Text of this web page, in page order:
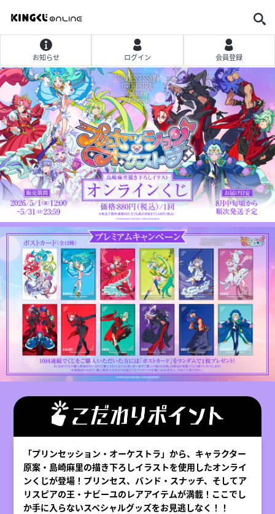
お知らせ ログイン 会員登録
「プリンセッション・オーケストラ」から、キャラクター
原案・島崎麻里の描き下ろしイラストを使用したオンライ
ンくじが登場！プリンセス、バンド・スナッチ、そしてア
リスピアの王・ナビーユのレアアイテムが満載！ここでし
か手に入らないスペシャルグッズをお見逃しなく！！